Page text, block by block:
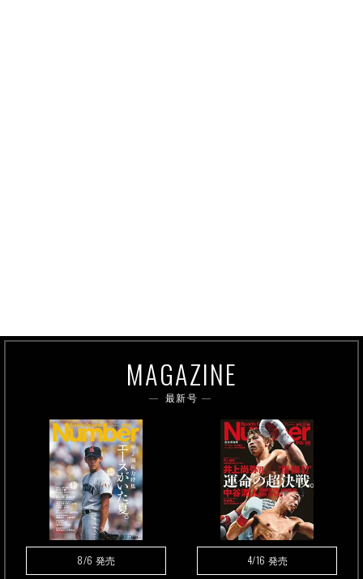
MAGAZINE
最新号
8/6 発売 4/16 発売